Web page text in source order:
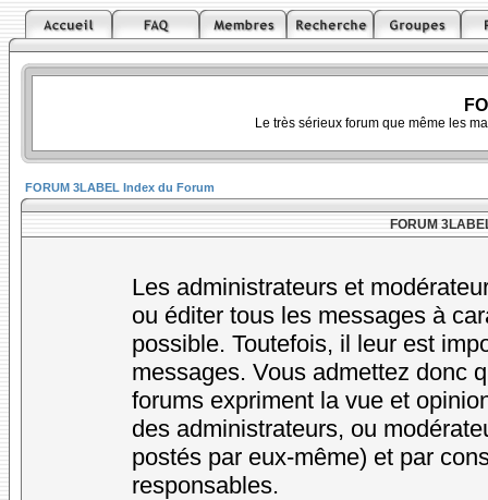
Le très sérieux forum que même les
FORUM 3LABEL Index du Forum
FORUM
Les administrateurs et
ou éditer tous les messages à
possible. Toutefois, il leur est
messages. Vous admettez donc
forums expriment la vue et
des administrateurs, ou
postés par eux-même) et par
responsables.